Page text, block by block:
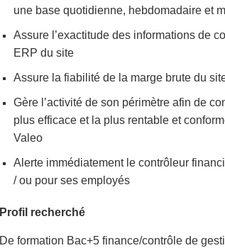
une base quotidienne, hebdomadaire et
Assure l’exactitude des informations de
ERP du site
Assure la fiabilité de la marge brute du
Gère l’activité de son périmètre afin de
plus efficace et la plus rentable et
Valeo
Alerte immédiatement le contrôleur
/ ou pour ses employés
Profil recherché
De formation Bac+5 finance/contrôle de